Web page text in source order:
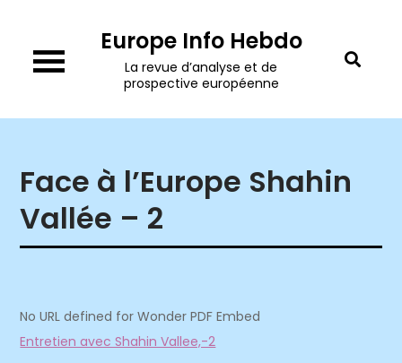
content
Europe Info Hebdo
La revue d’analyse et de
prospective européenne
Face à l’Europe Shahin
Vallée – 2
No URL defined for Wonder PDF Embed
Entretien avec Shahin Vallee,-2